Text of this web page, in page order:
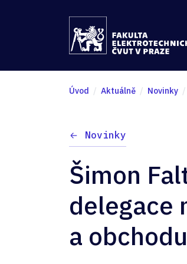
Úvod Aktuálně Novinky
Novinky
Šimon
delegace
a